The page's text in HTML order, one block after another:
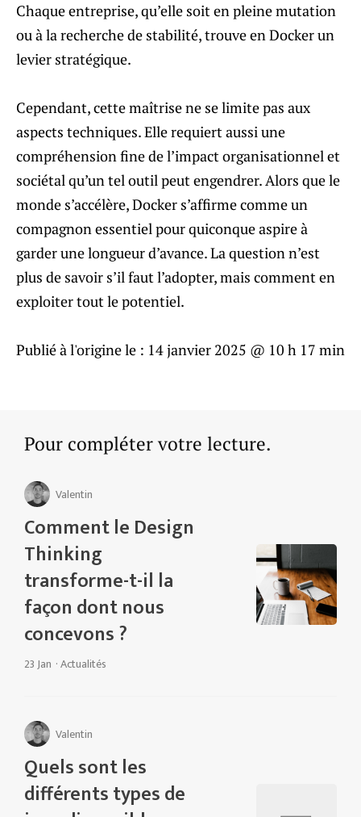
Chaque entreprise, qu’elle soit en pleine mutation
ou à la recherche de stabilité, trouve en Docker un
levier stratégique.
Cependant, cette maîtrise ne se limite pas aux
aspects techniques. Elle requiert aussi une
compréhension fine de l’impact organisationnel et
sociétal qu’un tel outil peut engendrer. Alors que le
monde s’accélère, Docker s’affirme comme un
compagnon essentiel pour quiconque aspire à
garder une longueur d’avance. La question n’est
plus de savoir s’il faut l’adopter, mais comment en
exploiter tout le potentiel.
Publié à l'origine le : 14 janvier 2025 @ 10 h 17 min
Pour compléter votre lecture.
Valentin
Comment le Design
Thinking
transforme-t-il la
façon dont nous
concevons ?
23 Jan ·Actualités
Valentin
Quels sont les
différents types de